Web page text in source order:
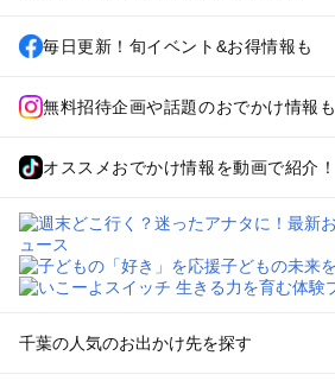
毎日更新！旬イベント&お得情報も
無料招待企画や話題のおでかけ情報も
オススメおでかけ情報を動画で紹介！
千葉の人気のお出かけ先を探す